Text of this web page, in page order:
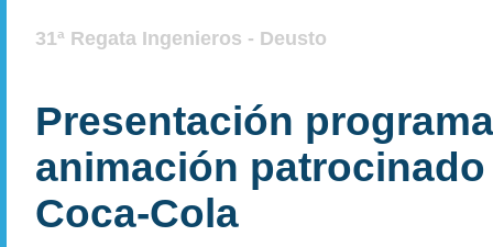
31ª Regata Ingenieros - Deusto
Presentación
animación
Coca-Cola